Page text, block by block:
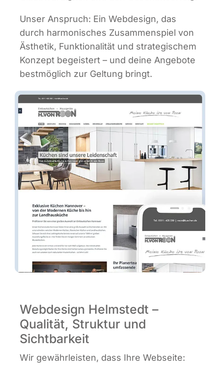
Unser Anspruch: Ein Web­de­sign, das
durch har­mo­ni­sches Zusam­men­spiel von
Ästhe­tik, Funk­tio­na­li­tät und stra­te­gi­schem
Kon­zept begeis­tert – und dei­ne Ange­bo­te
best­mög­lich zur Gel­tung bringt.
Webdesign Helmstedt –
Qualität, Struktur und
Sichtbarkeit
Wir gewähr­leis­ten, dass Ihre Webseite: